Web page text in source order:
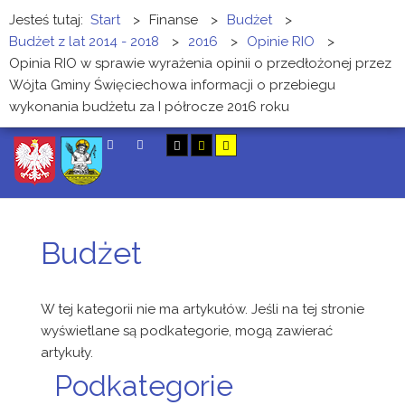
Jesteś tutaj: Start > Finanse > Budżet
>
Budżet z lat 2014 - 2018
> 2016 > Opinie RIO
>
Opinia RIO w sprawie wyrażenia opinii o przedłożonej przez
Wójta Gminy Święciechowa informacji o przebiegu
wykonania budżetu za I półrocze 2016 roku
Budżet
W tej kategorii nie ma artykułów. Jeśli na tej stronie
wyświetlane są podkategorie, mogą zawierać
artykuły.
Podkategorie